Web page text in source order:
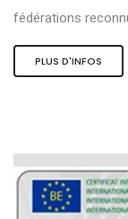
fédérations
PLUS D'INFOS